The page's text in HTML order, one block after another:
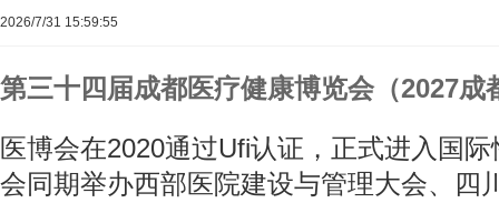
2026/7/31 15:59:55
第三十四届成都医疗健康博览会（2027成
医博会在2020通过Ufi认证，正式进入国
会同期举办西部医院建设与管理大会、四